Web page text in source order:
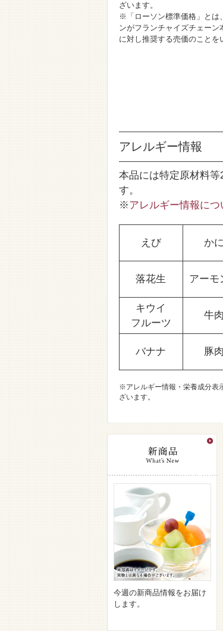
ざいます。
※「ローソン標準価格」とは
ンがフランチャイズチェーン
に対し推奨する売価のことを
アレルギー情報
本品には特定原材料
す。
※アレルギー情報につ
えび かに
落花生 アーモ
キウイ
フルーツ
牛肉
バナナ 豚肉
※アレルギー情報・栄養成分表
ざいます。
今週の新商品情報をお届け
します。